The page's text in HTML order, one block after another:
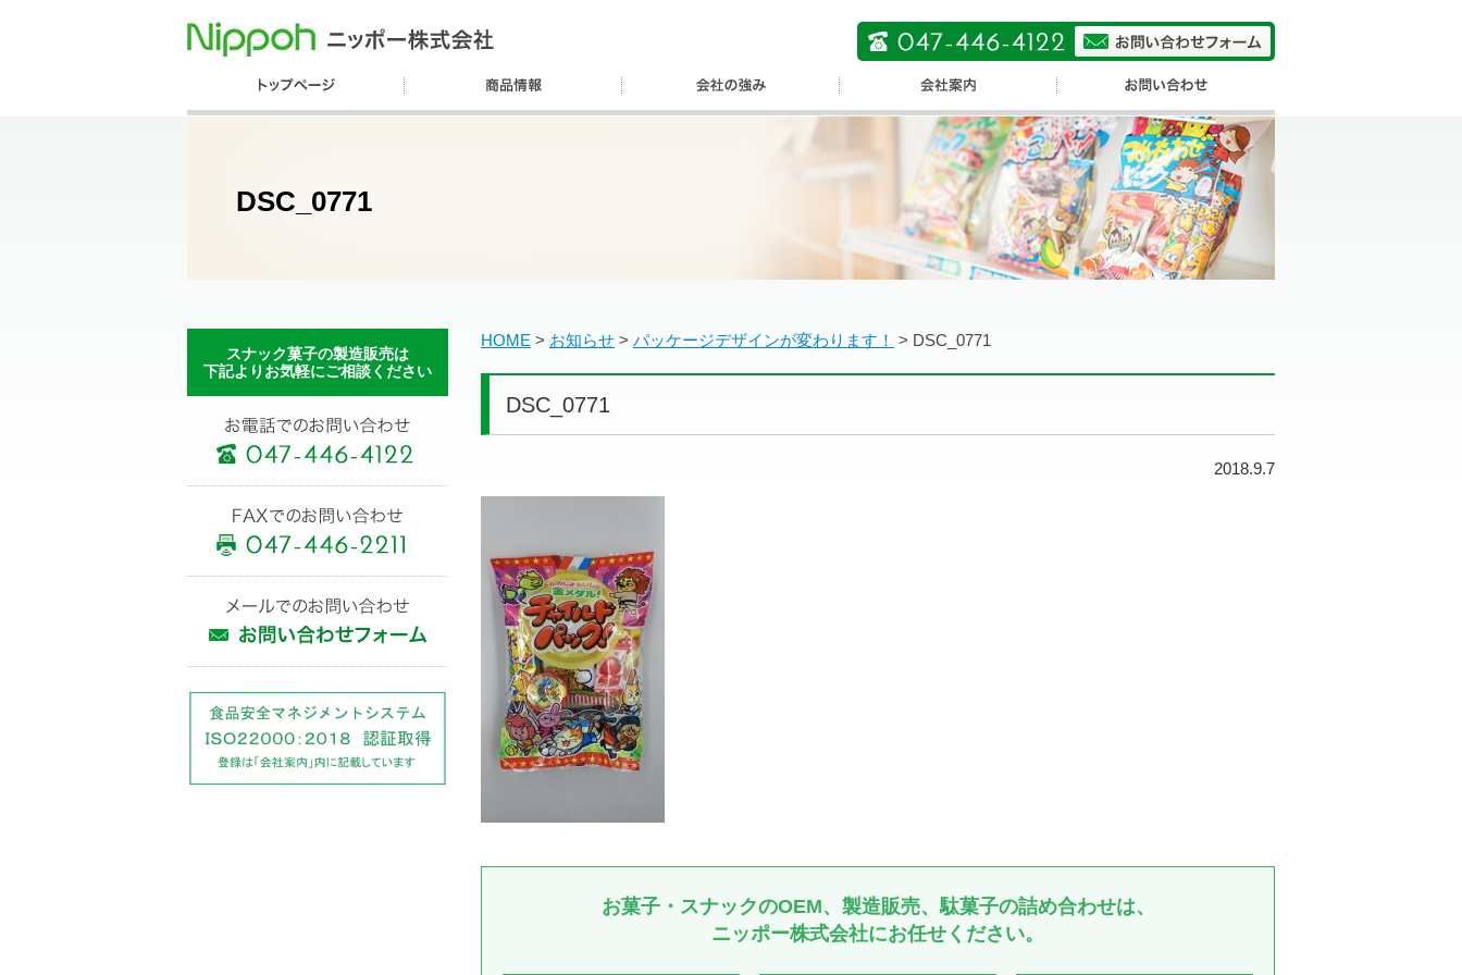
DSC_0771
HOME > お知らせ > パッケージデザインが変わります！ > DSC_0771
DSC_0771
2018.9.7
お菓子・スナックのOEM、製造販売、駄菓子の詰め合わせは、
ニッポー株式会社にお任せください。
スナック菓子の製造販売は
下記よりお気軽にご相談ください